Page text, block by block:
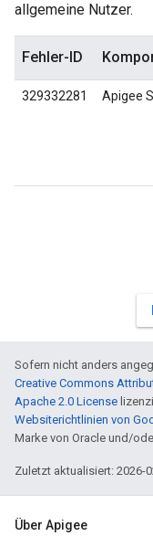
allgemeine Nutzer.
Fehler-ID
329332281 Apigee
Sofern nicht anders
Creative Commons
Apache 2.0 License
Websiterichtlinien von
Marke von Oracle und/
Zuletzt aktualisiert: 2026-
Über Apigee